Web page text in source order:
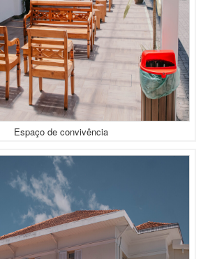
Espaço de convivência